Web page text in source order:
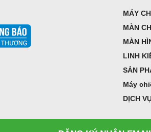
MÁY
MÀN
MÀN
LINH
SẢN
Máy
DỊCH